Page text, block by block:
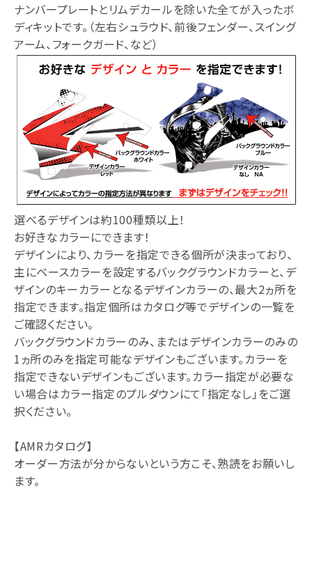
ナンバープレートとリムデカールを除いた全てが入ったボ
ディキットです。（左右シュラウド、前後フェンダー、スイング
アーム、フォークガード、など）
選べるデザインは約100種類以上！
お好きなカラーにできます！
デザインにより、カラーを指定できる個所が決まっており、
主にベースカラーを設定するバックグラウンドカラーと、デ
ザインのキーカラーとなるデザインカラーの、最大2ヵ所を
指定できます。指定個所はカタログ等でデザインの一覧を
ご確認ください。
バックグラウンドカラーのみ、またはデザインカラーのみの
1ヵ所のみを指定可能なデザインもございます。カラーを
指定できないデザインもございます。カラー指定が必要な
い場合はカラー指定のプルダウンにて「指定なし」をご選
択ください。
【AMRカタログ】
オーダー方法が分からないという方こそ、熟読をお願いし
ます。